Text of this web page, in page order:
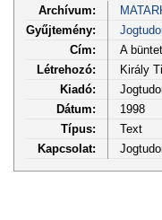
Archívum:
Gyűjtemény:
Cím:
A
Létrehozó:
Király
Kiadó:
Dátum:
1998
Típus:
Text
Kapcsolat: